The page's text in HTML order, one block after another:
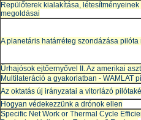
Repülőterek kialakítása,
megoldásai
A planetáris határréteg szondázása
Űrhajósok ejtőernyővel II. Az amerikai
Multilateráció a gyakorlatban - WAMLAT
Az oktatás új irányzatai a vitorlázó
Hogyan védekezzünk a drónok ellen
Specific Net Work or Thermal Cycle